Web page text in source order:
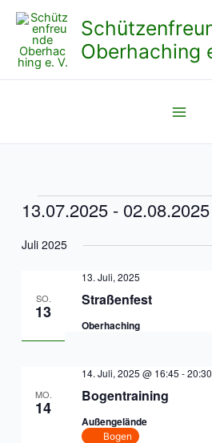
Zum
Inhalt
springen
Oberhaching
Veranstaltungen
13.07.2025 - 02.08.2025
wählen.
Juli 2025
SO.
13
Straßenfest
13. Juli, 2025
Oberhaching
MO.
14
Bogentraining
14. Juli, 2025 @ 16:45 -20:30
Außengelände
Bogen